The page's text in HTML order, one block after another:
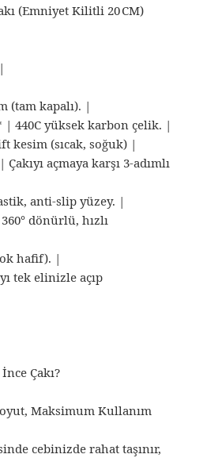
(Emniyet Kilitli 20 CM)
(tam kapalı). |
440C yüksek karbon çelik. |
kesim (sıcak, soğuk) |
açmaya karşı 3‑adımlı
anti‑slip yüzey. |
dönürlü, hızlı
hafif). |
tek elinizle açıp
Çakı?
Maksimum Kullanım
cebinizde rahat taşınır,